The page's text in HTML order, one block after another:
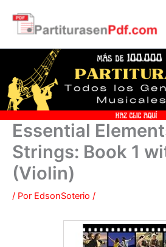
contenido
Essential
Strings: Book 1
(Violin)
/ Por EdsonSoterio /